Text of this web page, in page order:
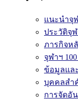
แนะนำจุ
ประวัติจุ
ภารกิจห
จุฬาฯ 100
ข้อมูลแล
บุคคลสำ
การจัดอั